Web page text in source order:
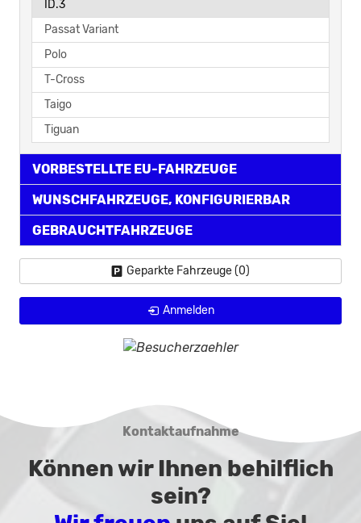
ID.3
Passat Variant
Polo
T-Cross
Taigo
Tiguan
VORBESTELLTE EU-FAHRZEUGE
WUNSCHFAHRZEUGE, KONFIGURIERBAR
GEBRAUCHTFAHRZEUGE
Geparkte Fahrzeuge (0)
Anmelden
Kontaktaufnahme
Können wir Ihnen behilflich
sein?